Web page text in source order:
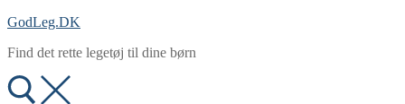
GodLeg.DK
Find det rette legetøj til dine børn